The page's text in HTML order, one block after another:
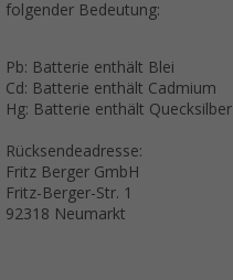
folgender Bedeutung:
Pb: Batterie enthält Blei
Cd: Batterie enthält Cadmium
Hg: Batterie enthält Quecksilber
Rücksendeadresse:
Fritz Berger GmbH
Fritz-Berger-Str. 1
92318 Neumarkt